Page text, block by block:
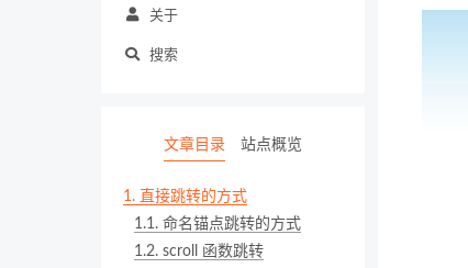
关于
搜索
文章目录 站点概览
1. 直接跳转的方式
1.1. 命名锚点跳转的方式
1.2. scroll 函数跳转